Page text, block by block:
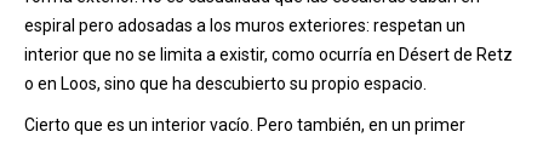
espiral pero adosadas a los muros exteriores: respetan un
interior que no se limita a existir, como ocurría en Désert de Retz
o en Loos, sino que ha descubierto su propio espacio.
Cierto que es un interior vacío. Pero también, en un primer